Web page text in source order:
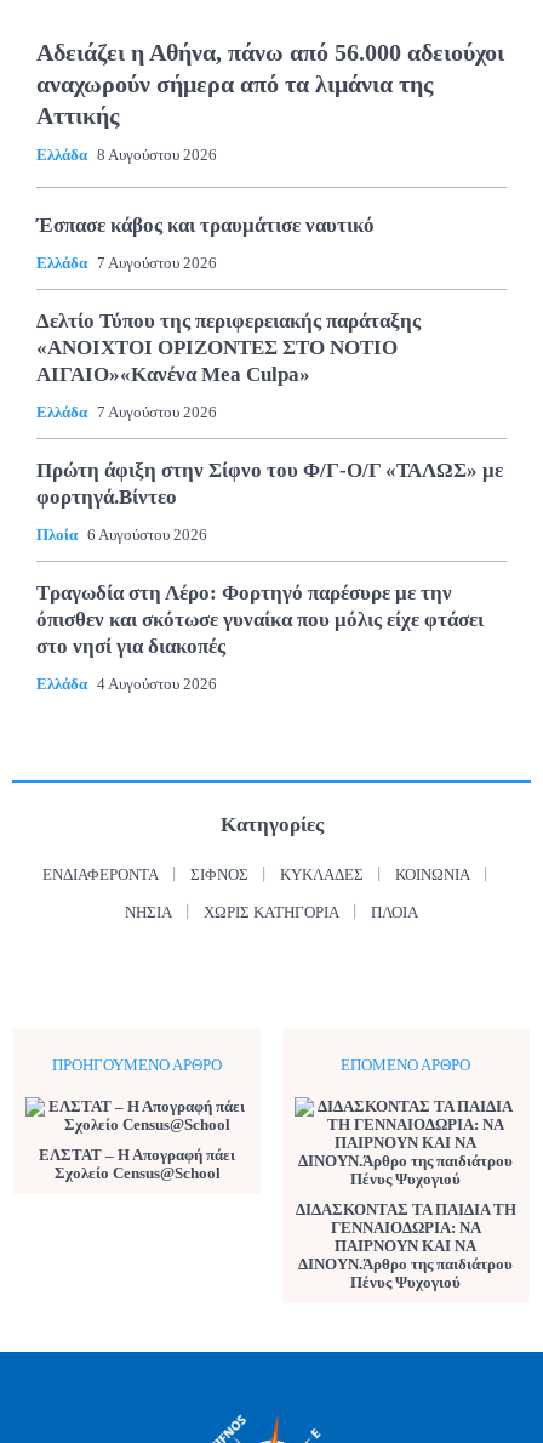
Αδειάζει η Αθήνα, πάνω από 56.000 αδειούχοι
αναχωρούν σήμερα από τα λιμάνια της
Αττικής
Ελλάδα 8 Αυγούστου 2026
Έσπασε κάβος και τραυμάτισε ναυτικό
Ελλάδα 7 Αυγούστου 2026
Δελτίο Τύπου της περιφερειακής παράταξης
«ΑΝΟΙΧΤΟΙ ΟΡΙΖΟΝΤΕΣ ΣΤΟ ΝΟΤΙΟ
ΑΙΓΑΙΟ»«Κανένα Mea Culpa»
Ελλάδα 7 Αυγούστου 2026
Πρώτη άφιξη στην Σίφνο του Φ/Γ-Ο/Γ «ΤΑΛΩΣ» με
φορτηγά.Βίντεο
Πλοία 6 Αυγούστου 2026
Τραγωδία στη Λέρο: Φορτηγό παρέσυρε με την
όπισθεν και σκότωσε γυναίκα που μόλις είχε φτάσει
στο νησί για διακοπές
Ελλάδα 4 Αυγούστου 2026
Κατηγορίες
ΕΝΔΙΑΦΈΡΟΝΤΑ ΣΊΦΝΟΣ ΚΥΚΛΆΔΕΣ ΚΟΙΝΩΝΊΑ
ΝΗΣΙΆ ΧΩΡΊΣ ΚΑΤΗΓΟΡΊΑ ΠΛΟΊΑ
ΠΡΟΗΓΟΎΜΕΝΟ ΆΡΘΡΟ
ΕΛΣΤΑΤ – Η Απογραφή πάει
Σχολείο Census@School
ΕΠΌΜΕΝΟ ΆΡΘΡΟ
ΔΙΔΑΣΚΟΝΤΑΣ ΤΑ ΠΑΙΔΙΑ ΤΗ
ΓΕΝΝΑΙΟΔΩΡΙΑ: ΝΑ
ΠΑΙΡΝΟΥΝ ΚΑΙ ΝΑ
ΔΙΝΟΥΝ.Άρθρο της παιδιάτρου
Πένυς Ψυχογιού